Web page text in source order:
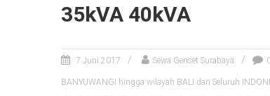
35kVA 40kVA
7 Juni 2017 Sewa Genset Surabaya
BANYUWANGI hingga wilayah BALI dan Seluruh